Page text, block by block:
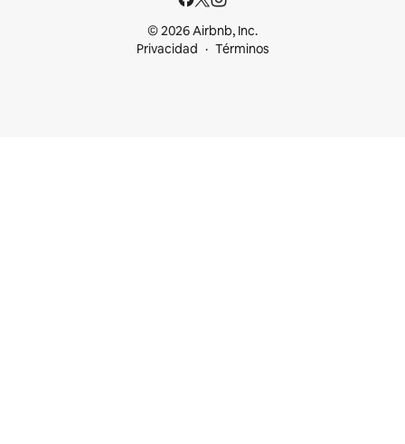
© 2026 Airbnb, Inc.
Privacidad
Términos